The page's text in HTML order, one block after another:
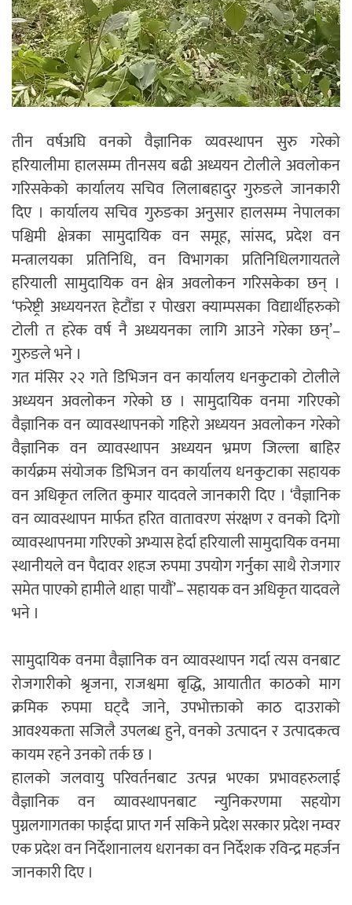
तीन वर्षअघि वनको वैज्ञानिक व्यवस्थापन सुरु गरेको
हरियालीमा हालसम्म तीनसय बढी अध्ययन टोलीले अवलोकन
गरिसकेको कार्यालय सचिव लिलाबहादुर गुरुङले जानकारी
दिए । कार्यालय सचिव गुरुङका अनुसार हालसम्म नेपालका
पश्चिमी क्षेत्रका सामुदायिक वन समूह, सांसद, प्रदेश वन
मन्त्रालयका प्रतिनिधि, वन विभागका प्रतिनिधिलगायतले
हरियाली सामुदायिक वन क्षेत्र अवलोकन गरिसकेका छन् ।
‘फरेष्ट्री अध्ययनरत हेटौंडा र पोखरा क्याम्पसका विद्यार्थीहरुको
टोली त हरेक वर्ष नै अध्ययनका लागि आउने गरेका छन्’–
गुरुङले भने ।
गत मंसिर २२ गते डिभिजन वन कार्यालय धनकुटाको टोलीले
अध्ययन अवलोकन गरेको छ । सामुदायिक वनमा गरिएको
वैज्ञानिक वन व्यावस्थापनको गहिरो अध्ययन अवलोकन गरेको
वैज्ञानिक वन व्यावस्थापन अध्ययन भ्रमण जिल्ला बाहिर
कार्यक्रम संयोजक डिभिजन वन कार्यालय धनकुटाका सहायक
वन अधिकृत ललित कुमार यादवले जानकारी दिए । ‘वैज्ञानिक
वन व्यावस्थापन मार्फत हरित वातावरण संरक्षण र वनको दिगो
व्यावस्थापनमा गरिएको अभ्यास हेर्दा हरियाली सामुदायिक वनमा
स्थानीयले वन पैदावर शहज रुपमा उपयोग गर्नुका साथै रोजगार
समेत पाएको हामीले थाहा पायौं’– सहायक वन अधिकृत यादवले
भने ।
सामुदायिक वनमा वैज्ञानिक वन व्यावस्थापन गर्दा त्यस वनबाट
रोजगारीको श्रृजना, राजश्वमा बृद्धि, आयातीत काठको माग
क्रमिक रुपमा घट्दै जाने, उपभोक्ताको काठ दाउराको
आवश्यकता सजिलै उपलब्ध हुने, वनको उत्पादन र उत्पादकत्व
कायम रहने उनको तर्क छ ।
हालको जलवायु परिवर्तनबाट उत्पन्न भएका प्रभावहरुलाई
वैज्ञानिक वन व्यावस्थापनबाट न्युनिकरणमा सहयोग
पुग्नलगागतका फाईदा प्राप्त गर्न सकिने प्रदेश सरकार प्रदेश नम्वर
एक प्रदेश वन निर्देशानालय धरानका वन निर्देशक रविन्द्र महर्जन
जानकारी दिए ।